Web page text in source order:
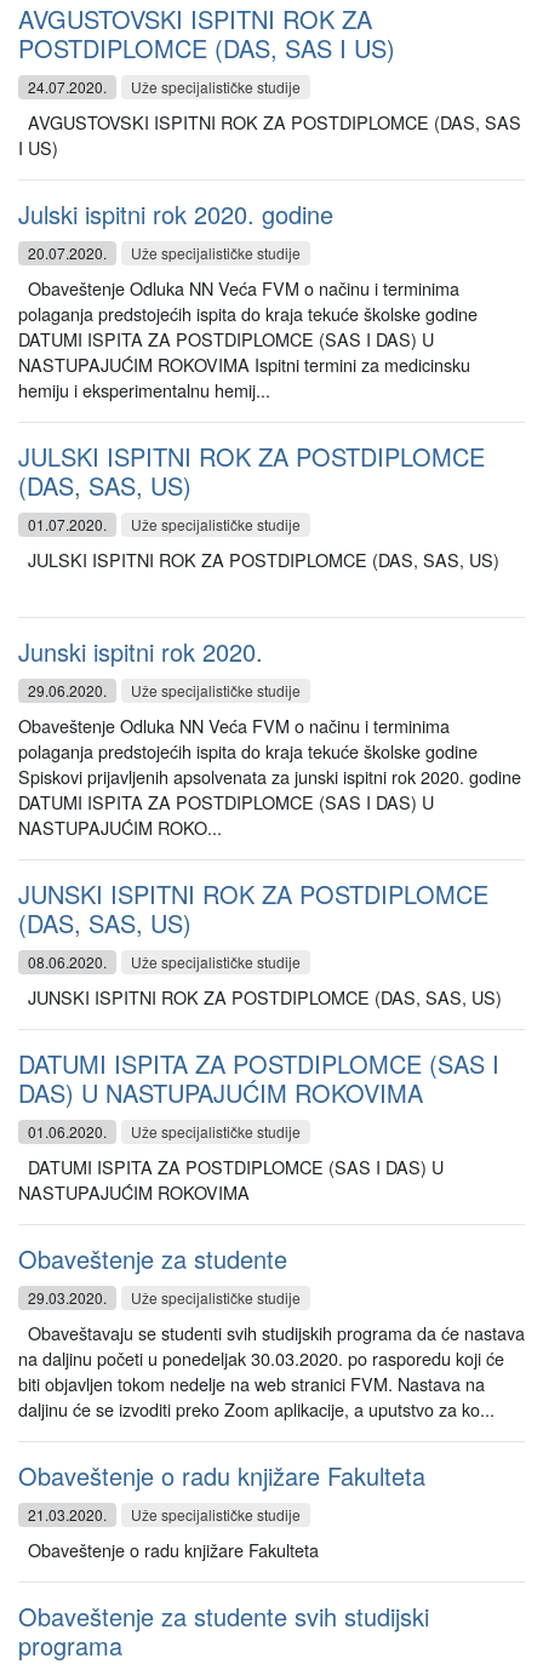
AVGUSTOVSKI ISPITNI ROK ZA
POSTDIPLOMCE (DAS, SAS I US)
24.07.2020. Uže specijalističke studije
AVGUSTOVSKI ISPITNI ROK ZA POSTDIPLOMCE (DAS, SAS
I US)
Julski ispitni rok 2020. godine
20.07.2020. Uže specijalističke studije
Obaveštenje Odluka NN Veća FVM o načinu i terminima
polaganja predstojećih ispita do kraja tekuće školske godine
DATUMI ISPITA ZA POSTDIPLOMCE (SAS I DAS) U
NASTUPAJUĆIM ROKOVIMA Ispitni termini za medicinsku
hemiju i eksperimentalnu hemij...
JULSKI ISPITNI ROK ZA POSTDIPLOMCE
(DAS, SAS, US)
01.07.2020. Uže specijalističke studije
JULSKI ISPITNI ROK ZA POSTDIPLOMCE (DAS, SAS, US)
Junski ispitni rok 2020.
29.06.2020. Uže specijalističke studije
Obaveštenje Odluka NN Veća FVM o načinu i terminima
polaganja predstojećih ispita do kraja tekuće školske godine
Spiskovi prijavljenih apsolvenata za junski ispitni rok 2020. godine
DATUMI ISPITA ZA POSTDIPLOMCE (SAS I DAS) U
NASTUPAJUĆIM ROKO...
JUNSKI ISPITNI ROK ZA POSTDIPLOMCE
(DAS, SAS, US)
08.06.2020. Uže specijalističke studije
JUNSKI ISPITNI ROK ZA POSTDIPLOMCE (DAS, SAS, US)
DATUMI ISPITA ZA POSTDIPLOMCE (SAS I
DAS) U NASTUPAJUĆIM ROKOVIMA
01.06.2020. Uže specijalističke studije
DATUMI ISPITA ZA POSTDIPLOMCE (SAS I DAS) U
NASTUPAJUĆIM ROKOVIMA
Obaveštenje za studente
29.03.2020. Uže specijalističke studije
Obaveštavaju se studenti svih studijskih programa da će nastava
na daljinu početi u ponedeljak 30.03.2020. po rasporedu koji će
biti objavljen tokom nedelje na web stranici FVM. Nastava na
daljinu će se izvoditi preko Zoom aplikacije, a uputstvo za ko...
Obaveštenje o radu knjižare Fakulteta
21.03.2020. Uže specijalističke studije
Obaveštenje o radu knjižare Fakulteta
Obaveštenje za studente svih studijski
programa